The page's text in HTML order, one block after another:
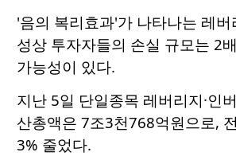
'음의 복리효과'가 나타나는 레
성상 투자자들의 손실 규모는 2
가능성이 있다.
지난 5일 단일종목 레버리지·인
산총액은 7조3천768억원으로,
3% 줄었다.